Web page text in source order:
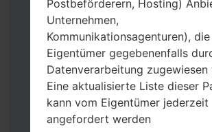
AP: „System & Recovery“
CP: „Modem & Radio“
CSC_***: „Country & Region
HOME_CSC_***: „Country
Operator“
Fügen Sie dem Programm
Dateien hinzu.
Wenn Sie das Telefon flashen
Postbeförderern, Hosting)
Unternehmen,
Kommunikationsagenturen),
Eigentümer gegebenenfalls
Datenverarbeitung zugewiesen
Eine aktualisierte Liste dieser
kann vom Eigentümer jederzeit
angefordert werden